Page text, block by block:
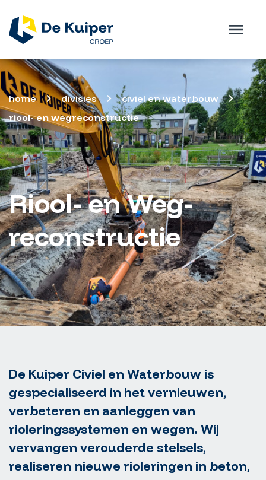
home divisies
civiel en waterbouw
riool- en wegreconstructie
Riool- en Weg­
reconstructie
De Kuiper Civiel en Waterbouw is
gespecialiseerd in het vernieuwen,
verbeteren en aanleggen van
rioleringssystemen en wegen. Wij
vervangen verouderde stelsels,
realiseren nieuwe rioleringen in beton,